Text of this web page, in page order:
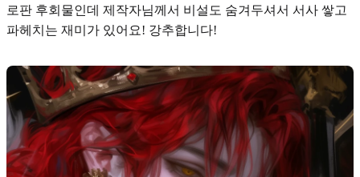
로판 후회물인데 제작자님께서 비설도 숨겨두셔서 서사 쌓고
파헤치는 재미가 있어요! 강추합니다!